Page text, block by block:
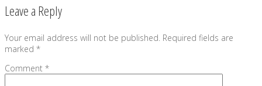
Leave a Reply
Your email address will not be published. Required fields are
marked *
Comment *